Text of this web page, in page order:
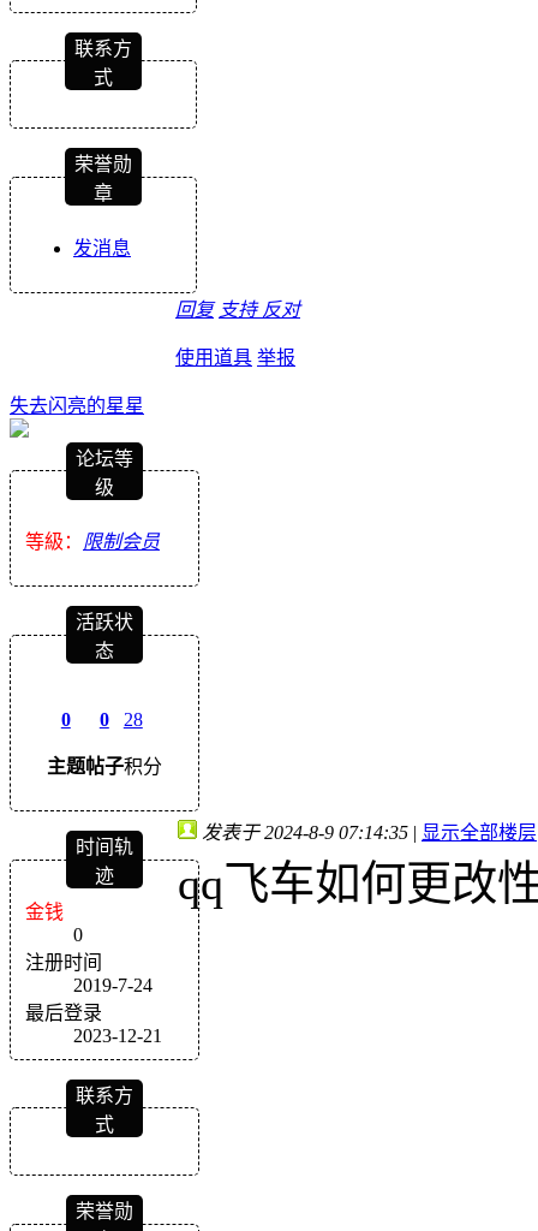
联系方
式
荣誉勋
章
发消息
回复 支持 反对
使用道具 举报
失去闪亮的星星
论坛等
级
等級： 限制会员
活跃状
态
0
主题
0
帖子
28
积分
时间轨
迹
金钱
0
注册时间
2019-7-24
最后登录
2023-12-21
联系方
式
荣誉勋
发表于 2024-8-9 07:14:35 | 显示全部楼层
qq飞车如何更改